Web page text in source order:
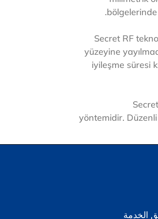
Secret RF
yüzeyine
iyileşme süresi
yöntemidir.
الخدمة